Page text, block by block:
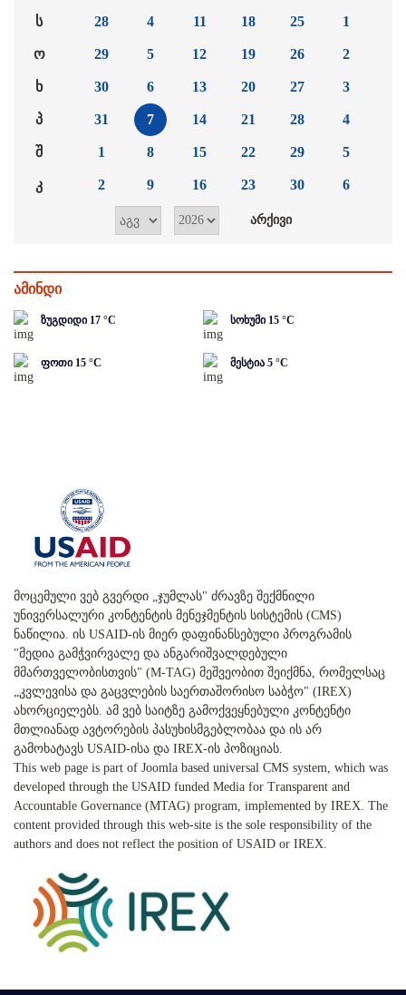
ს
ო
ხ
პ
შ
კ
28
29
30
31
1
2
4
5
6
7
8
9
11
12
13
14
15
16
18
19
20
21
22
23
25
26
27
28
29
30
1
2
3
4
5
6
ამინდი
ზუგდიდი 17 °C სოხუმი 15 °C
ფოთი 15 °C მესტია 5 °C
მოცემული ვებ გვერდი „ჯუმლას" ძრავზე შექმნილი
უნივერსალური კონტენტის მენეჯმენტის სისტემის (CMS)
ნაწილია. ის USAID-ის მიერ დაფინანსებული პროგრამის
"მედია გამჭვირვალე და ანგარიშვალდებული
მმართველობისთვის" (M-TAG) მეშვეობით შეიქმნა, რომელსაც
„კვლევისა და გაცვლების საერთაშორისო საბჭო" (IREX)
ახორციელებს. ამ ვებ საიტზე გამოქვეყნებული კონტენტი
მთლიანად ავტორების პასუხისმგებლობაა და ის არ
გამოხატავს USAID-ისა და IREX-ის პოზიციას.
This web page is part of Joomla based universal CMS system, which was
developed through the USAID funded Media for Transparent and
Accountable Governance (MTAG) program, implemented by IREX. The
content provided through this web-site is the sole responsibility of the
authors and does not reflect the position of USAID or IREX.